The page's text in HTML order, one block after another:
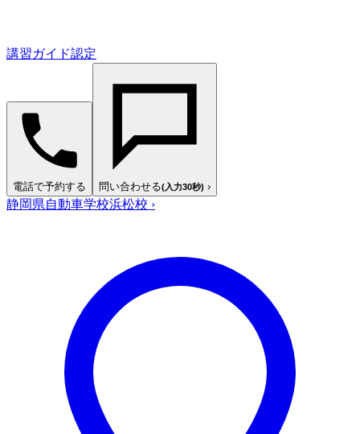
講習ガイド認定
電話で予約する 問い合わせる(入力30秒) ›
静岡県自動車学校浜松校 ›